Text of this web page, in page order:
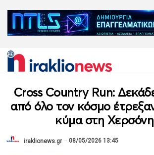
Cross Country Run:
από όλο τον κόσμο
κύμα στη
iraklionews.gr 08/05/2026 13:45